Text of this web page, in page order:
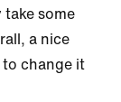
some
a nice
change it